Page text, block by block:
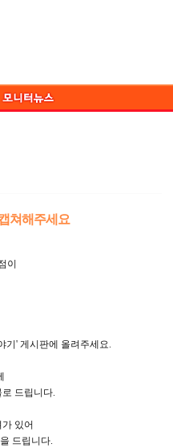
쳐해주세요
이
기' 게시판에 올려주세요.
드립니다.
있어
드립니다.